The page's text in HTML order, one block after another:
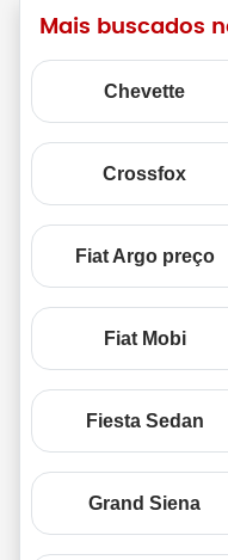
Mais buscados
Chevette
Crossfox
Fiat Argo preço
Fiat Mobi
Fiesta Sedan
Grand Siena